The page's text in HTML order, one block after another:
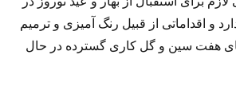
۸ وجود دارد و اقداماتی از قبیل رنگ آمیزی و ترمیم
هفت سین و گل کاری گسترده در حال